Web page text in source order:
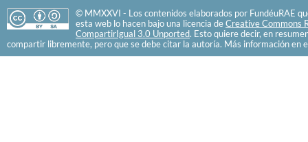
© MMXXVI - Los contenidos elaborados por FundéuRAE
esta web lo hacen bajo una licencia de Creative Commons
CompartirIgual 3.0 Unported. Esto quiere decir, en
compartir libremente, pero que se debe citar la autoría. Más información en